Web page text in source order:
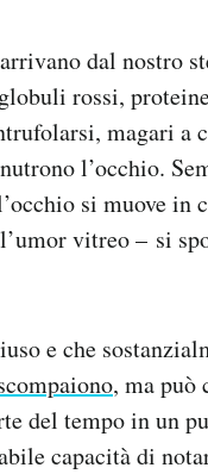
dal nostro
rossi,
magari a
l’occhio.
si muove
vitreo – si
e che
, ma può
del tempo in un
capacità di